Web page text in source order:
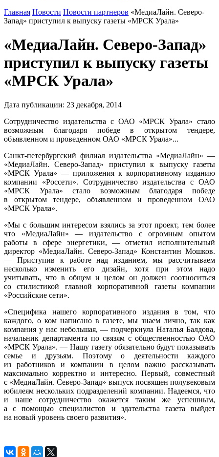
Главная Новости Новости партнеров «МедиаЛайн. Северо-
Запад» приступил к выпуску газеты «МРСК Урала»
«МедиаЛайн. Северо-Запад»
приступил к выпуску газеты
«МРСК Урала»
Дата публикации: 23 декабря, 2014
Сотрудничество издательства с ОАО «МРСК Урала» стало
возможным благодаря победе в открытом тендере,
объявленном и проведенном ОАО «МРСК Урала»...
Санкт-петербургский филиал издательства «МедиаЛайн» —
«МедиаЛайн. Северо-Запад» приступил к выпуску газеты
«МРСК Урала» — приложения к корпоративному изданию
компании «Россети». Сотрудничество издательства с ОАО
«МРСК Урала» стало возможным благодаря победе
в открытом тендере, объявленном и проведенном ОАО
«МРСК Урала».
«Мы с большим интересом взялись за этот проект, тем более
что «МедиаЛайн» — издательство с огромным опытом
работы в сфере энергетики, — отметил исполнительный
директор «МедиаЛайн. Северо-Запад» Константин Мошков.
— Приступив к работе над изданием, мы рассчитываем
несколько изменить его дизайн, хотя при этом надо
учитывать, что в общем и целом он должен соотноситься
со стилистикой главной корпоративной газеты компании
«Российские сети».
«Специфика нашего корпоративного издания в том, что
каждого, о ком написано в газете, мы знаем лично, так как
компания у нас небольшая, — подчеркнула Наталья Балдова,
начальник департамента по связям с общественностью ОАО
«МРСК Урала». — Нашу газету обязательно будут показывать
семье и друзьям. Поэтому о деятельности каждого
из работников и компании в целом важно рассказывать
максимально корректно и интересно. Первый, совместный
с «МедиаЛайн. Северо-Запад» выпуск посвящен полувековым
юбилеям нескольких подразделений компании. Надеемся, что
и наше сотрудничество окажется таким же успешным,
а с помощью специалистов и здательства газета выйдет
на новый уровень своего развития».